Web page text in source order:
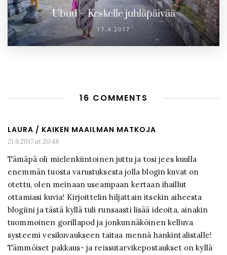
Ubud – Keskelle juhlapäivää
17.4.2017
16 COMMENTS
LAURA / KAIKEN MAAILMAN MATKOJA
21.9.2017 at 20:48
Tämäpä oli mielenkiintoinen juttu ja tosi jees kuulla
enemmän tuosta varustuksesta jolla blogin kuvat on
otettu, olen meinaan useampaan kertaan ihaillut
ottamiasi kuvia! Kirjoittelin hiljattain itsekin aiheesta
blogiini ja tästä kyllä tuli runsaasti lisää ideoita, ainakin
tuommoinen gorillapod ja jonkunnäköinen kelluva
systeemi vesikuvaukseen taitaa mennä hankintalistalle!
Tämmöiset pakkaus- ja reissutarvikepostaukset on kyllä